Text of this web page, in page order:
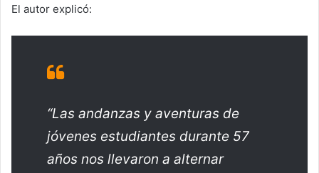
El autor explicó:
“Las andanzas y aventuras de
jóvenes estudiantes durante 57
años nos llevaron a alternar